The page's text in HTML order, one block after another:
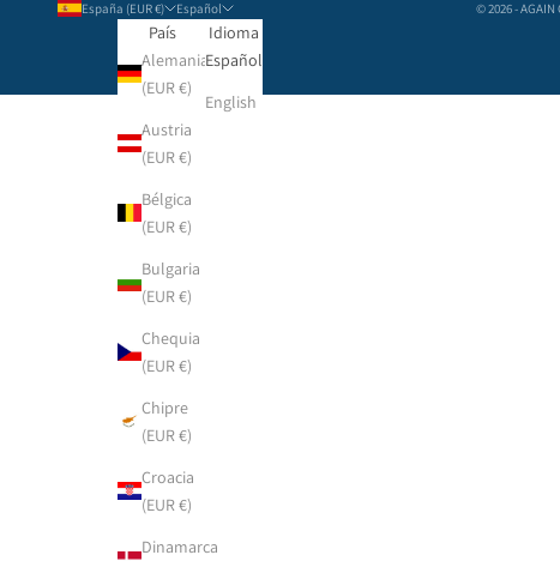
España (EUR €)
País
Alemania
(EUR €)
Austria
(EUR €)
Bélgica
(EUR €)
Bulgaria
(EUR €)
Chequia
(EUR €)
Chipre
(EUR €)
Croacia
(EUR €)
Dinamarca
Español
Idioma
Español
English
© 2026 -